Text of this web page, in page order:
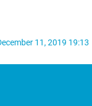
11, 2019 19:13